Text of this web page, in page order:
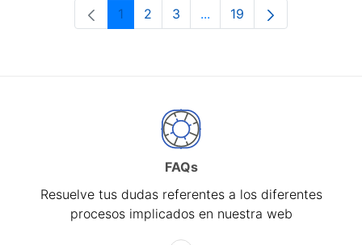
Página
1 Página
2 Página
3 ...Páginas intermedias Use
Página
19
FAQs
Resuelve tus dudas referentes a los diferentes
procesos implicados en nuestra web